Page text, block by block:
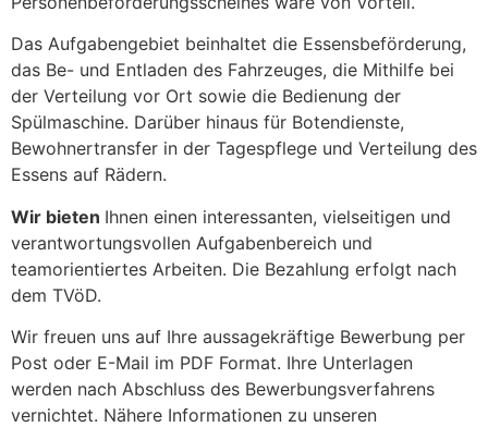
Das Aufgabengebiet beinhaltet die Essensbeförderung,
das Be- und Entladen des Fahrzeuges, die Mithilfe bei
der Verteilung vor Ort sowie die Bedienung der
Spülmaschine. Darüber hinaus für Botendienste,
Bewohnertransfer in der Tagespflege und Verteilung des
Essens auf Rädern.
Wir bieten Ihnen einen interessanten, vielseitigen und
verantwortungsvollen Aufgabenbereich und
teamorientiertes Arbeiten. Die Bezahlung erfolgt nach
dem TVöD.
Wir freuen uns auf Ihre aussagekräftige Bewerbung per
Post oder E-Mail im PDF Format. Ihre Unterlagen
werden nach Abschluss des Bewerbungsverfahrens
vernichtet. Nähere Informationen zu unseren